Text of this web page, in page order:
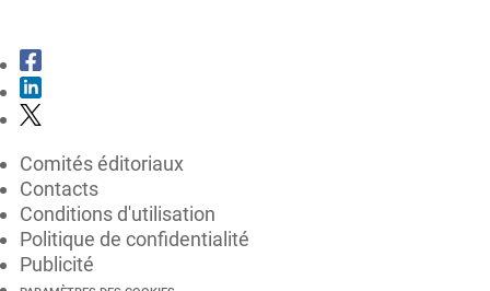
Comités éditoriaux
Contacts
Conditions d'utilisation
Politique de confidentialité
Publicité